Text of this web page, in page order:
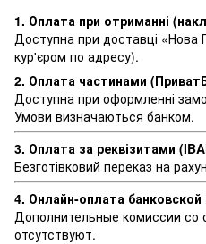
1. Оплата при отриманні
Доступна при доставці «Нова
кур'єром по адресу).
2. Оплата частинами
Доступна при оформленні
Умови визначаються банком.
3. Оплата за реквізитами
Безготівковий переказ на
4. Онлайн-оплата
Дополнительные комиссии
отсутствуют.